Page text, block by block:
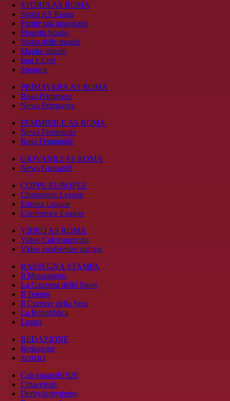
STORIA AS ROMA
Storia AS Roma
Partite più importanti
Progetti Stadio
Storia delle maglie
Maglia attuale
Inni e Cori
Sponsor
PRIMAVERA AS ROMA
Rosa Primavera
News Primavera
FEMMINILE AS ROMA
News Femminile
Rosa Femminile
GIOVANILI AS ROMA
News Giovanili
COPPE EUROPEE
Champions League
Europa League
Conference League
VIDEO AS ROMA
Video Calciomercato
Video conferenze stampa
RASSEGNA STAMPA
Il Messaggero
La Gazzetta dello Sport
Il Tempo
Il Corriere della Sera
La Repubblica
Leggo
REDAZIONE
Redazione
Scrivici
Calcionapoli1926
Cittaceleste
Derbyderbyderby